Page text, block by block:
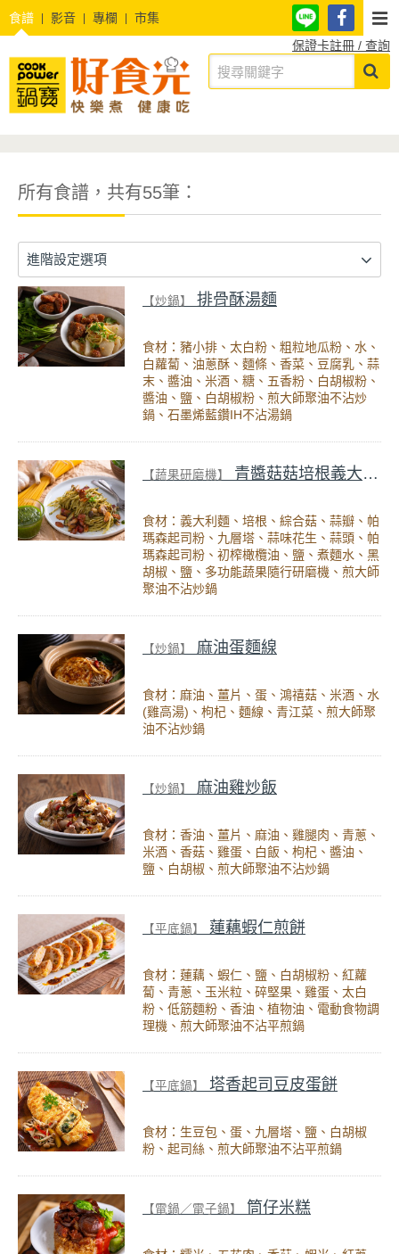
食譜 影音 專欄
市集
保證卡註冊 / 查詢
所有食譜，共有55筆：
進階設定選項
【炒鍋】 排骨酥湯麵
食材：豬小排、太白粉、粗粒地瓜粉、水、
白蘿蔔、油蔥酥、麵條、香菜、豆腐乳、蒜
末、醬油、米酒、糖、五香粉、白胡椒粉、
醬油、鹽、白胡椒粉、煎大師聚油不沾炒
鍋、石墨烯藍鑽IH不沾湯鍋
【蔬果研磨機】 青醬菇菇培根義大利麵
食材：義大利麵、培根、綜合菇、蒜瓣、帕
瑪森起司粉、九層塔、蒜味花生、蒜頭、帕
瑪森起司粉、初榨橄欖油、鹽、煮麵水、黑
胡椒、鹽、多功能蔬果隨行研磨機、煎大師
聚油不沾炒鍋
【炒鍋】 麻油蛋麵線
食材：麻油、薑片、蛋、鴻禧菇、米酒、水
(雞高湯)、枸杞、麵線、青江菜、煎大師聚
油不沾炒鍋
【炒鍋】 麻油雞炒飯
食材：香油、薑片、麻油、雞腿肉、青蔥、
米酒、香菇、雞蛋、白飯、枸杞、醬油、
鹽、白胡椒、煎大師聚油不沾炒鍋
【平底鍋】 蓮藕蝦仁煎餅
食材：蓮藕、蝦仁、鹽、白胡椒粉、紅蘿
蔔、青蔥、玉米粒、碎堅果、雞蛋、太白
粉、低筋麵粉、香油、植物油、電動食物調
理機、煎大師聚油不沾平煎鍋
【平底鍋】 塔香起司豆皮蛋餅
食材：生豆包、蛋、九層塔、鹽、白胡椒
粉、起司絲、煎大師聚油不沾平煎鍋
【電鍋／電子鍋】 筒仔米糕